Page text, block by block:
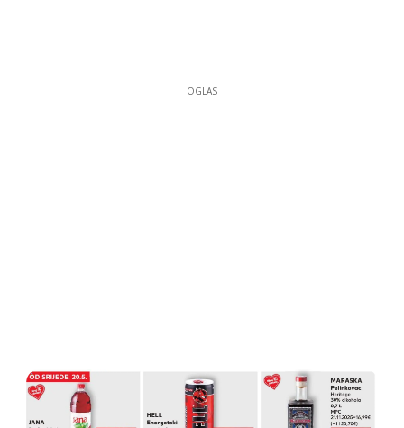
OGLAS